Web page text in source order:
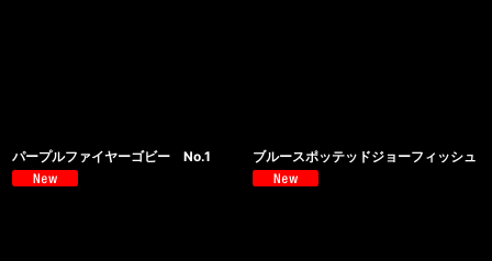
パープルファイヤーゴビー No.1 ブルースポッテッドジョーフィッシュ